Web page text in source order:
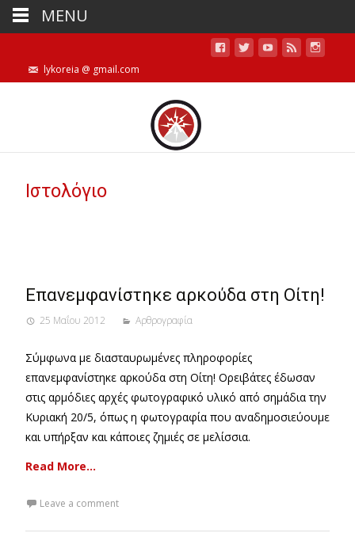
lykoreia @ gmail.com
Ιστολόγιο
Eπανεμφανίστηκε αρκούδα στη Οίτη!
25 Μαΐου 2012 Αρθρογραφία
Σύμφωνα με διασταυρωμένες πληροφορίες
επανεμφανίστηκε αρκούδα στη Οίτη! Ορειβάτες έδωσαν
στις αρμόδιες αρχές φωτογραφικό υλικό από σημάδια την
Κυριακή 20/5, όπως η φωτογραφία που αναδημοσιεύουμε
και υπήρξαν και κάποιες ζημιές σε μελίσσια.
Read More…
Leave a comment
MENU